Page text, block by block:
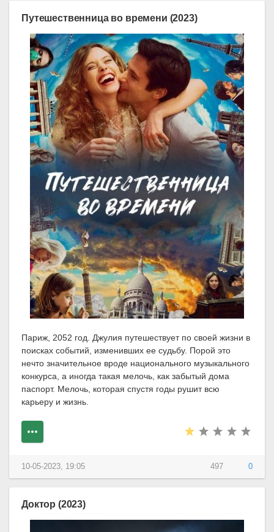
Путешественница во времени (2023)
Париж, 2052 год. Джулия путешествует по своей жизни в
поисках событий, изменивших ее судьбу. Порой это
нечто значительное вроде национального музыкального
конкурса, а иногда такая мелочь, как забытый дома
паспорт. Мелочь, которая спустя годы рушит всю
карьеру и жизнь.
497 0
10-05-2023, 19:05
Доктор (2023)